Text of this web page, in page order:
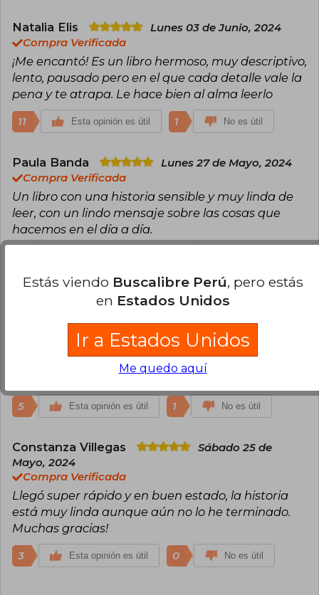
Natalia Elis
Lunes 03 de Junio, 2024
Compra Verificada
¡Me encantó! Es un libro hermoso, muy descriptivo,
lento, pausado pero en el que cada detalle vale la
pena y te atrapa. Le hace bien al alma leerlo
11 Esta opinión es útil 1 No es útil
Paula Banda
Lunes 27 de Mayo, 2024
Compra Verificada
Un libro con una historia sensible y muy linda de
leer, con un lindo mensaje sobre las cosas que
hacemos en el día a día.
Domingo 08 de
Compra Verificada
Hermoso libro e historia. Lamentablemente tiene
muchos errores ortográficos, y faltan palabras,
que interrumpen su lectura.
5 Esta opinión es útil 1 No es útil
Constanza Villegas
Sábado 25 de
Mayo, 2024
Compra Verificada
Llegó super rápido y en buen estado, la historia
está muy linda aunque aún no lo he terminado.
Muchas gracias!
3 Esta opinión es útil 0 No es útil
Estás viendo Buscalibre Perú, pero estás
en Estados Unidos
Ir a Estados Unidos
Me quedo aquí